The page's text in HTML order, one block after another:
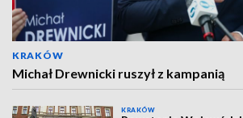
KRAKÓW
Michał Drewnicki ruszył z kampanią
KRAKÓW